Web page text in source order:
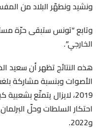
ونشيد ونطهّر البلاد من
وتابع “تونس ستبقى حرّة
الخارجي”.
2019، لايزال يتمتّع
و2022.